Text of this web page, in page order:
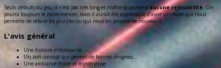
Seuls défauts du jeu, il n’est pas très long et n’offre quasimentaucune rejouabilité. On
pourra toujours le recommencer, mais il aurait été appréciable d’avoir un mode qui nous
permette de refaire les puzzles ou qui nous en propose de nouveaux.
L'avis général
Une histoire intéressante...
Un bon concept qui permet de bonnes énigmes...
Une ambiance froide et mystérieuse